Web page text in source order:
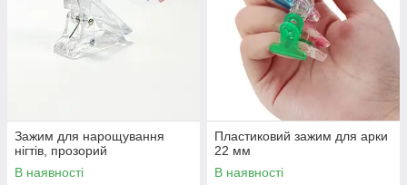
Зажим для нарощування
нігтів, прозорий
В наявності
Пластиковий зажим для арки
22 мм
В наявності